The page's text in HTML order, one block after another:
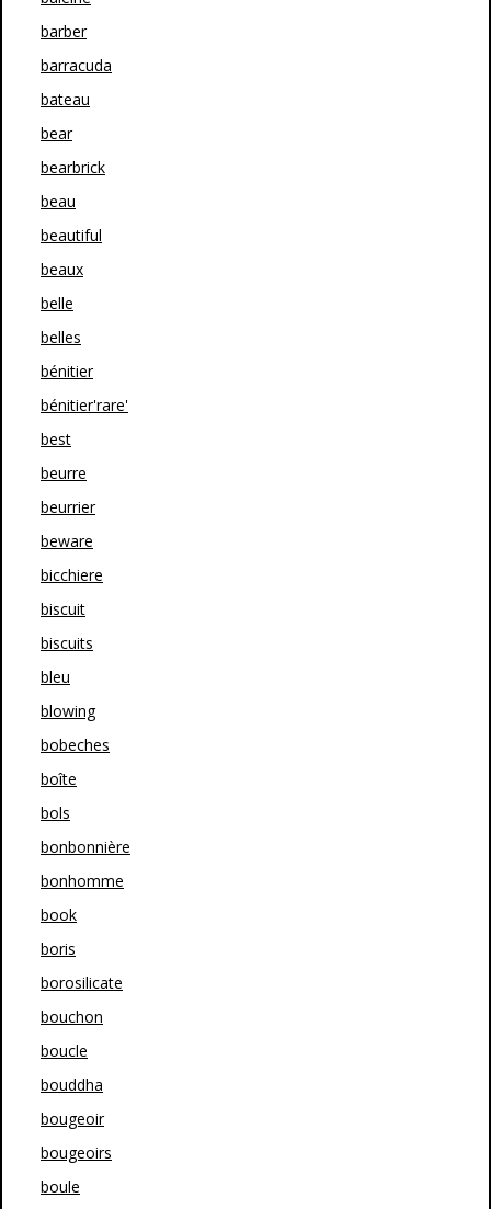
barber
barracuda
bateau
bear
bearbrick
beau
beautiful
beaux
belle
belles
bénitier
bénitier'rare'
best
beurre
beurrier
beware
bicchiere
biscuit
biscuits
bleu
blowing
bobeches
boîte
bols
bonbonnière
bonhomme
book
boris
borosilicate
bouchon
boucle
bouddha
bougeoir
bougeoirs
boule